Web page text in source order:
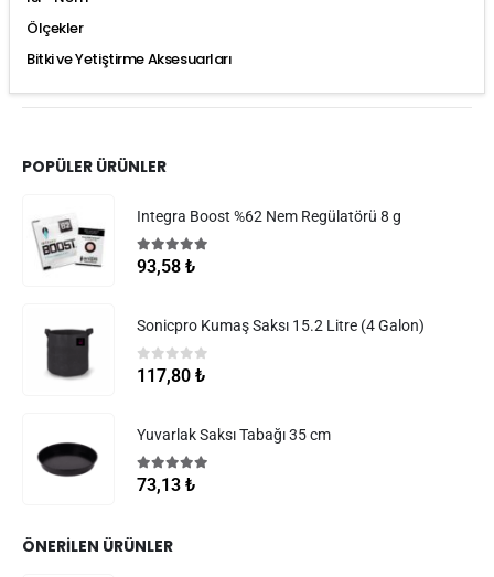
Ölçekler
Bitki ve Yetiştirme Aksesuarları
POPÜLER ÜRÜNLER
Integra Boost %62 Nem Regülatörü 8 g
5.005 üzerinden
93,58 ₺
Sonicpro Kumaş Saksı 15.2 Litre (4 Galon)
0 5 üzerinden
117,80 ₺
Yuvarlak Saksı Tabağı 35 cm
5.005 üzerinden
73,13 ₺
ÖNERILEN ÜRÜNLER